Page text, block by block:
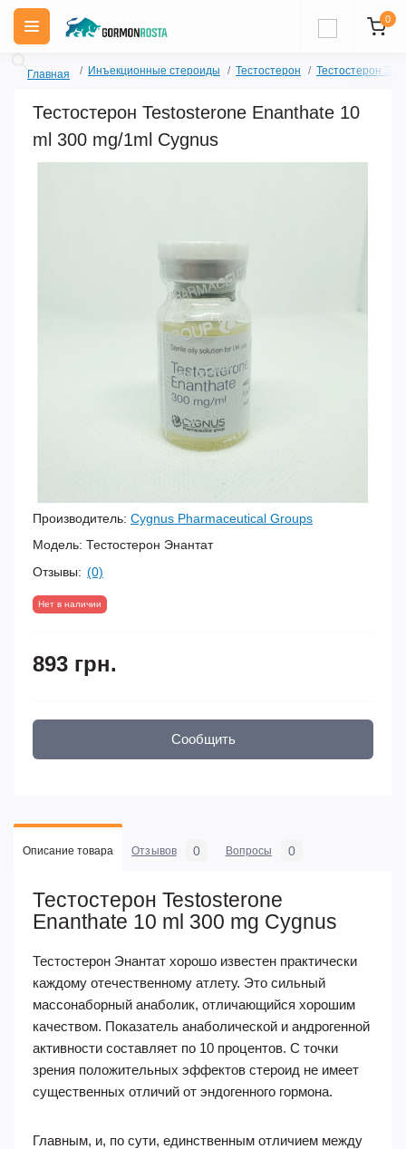
0
Главная Инъекционные стероиды Тестостерон Тестостерон
Тестостерон Testosterone Enanthate 10
ml 300 mg/1ml Cygnus
Производитель: Cygnus Pharmaceutical Groups
Модель: Тестостерон Энантат
Отзывы: (0)
Нет в наличии
893 грн.
Сообщить
Описание товара Отзывов 0 Вопросы 0
Тестостерон Testosterone
Enanthate 10 ml 300 mg Cygnus
Тестостерон Энантат хорошо известен практически
каждому отечественному атлету. Это сильный
массонаборный анаболик, отличающийся хорошим
качеством. Показатель анаболической и андрогенной
активности составляет по 10 процентов. С точки
зрения положительных эффектов стероид не имеет
существенных отличий от эндогенного гормона.
Главным, и, по сути, единственным отличием между